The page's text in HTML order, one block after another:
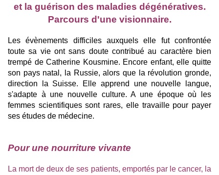
et la guérison des maladies dégénératives.
Parcours d'une visionnaire.
Les évènements difficiles auxquels elle fut confrontée
toute sa vie ont sans doute contribué au caractère bien
trempé de Catherine Kousmine. Encore enfant, elle quitte
son pays natal, la Russie, alors que la révolution gronde,
direction la Suisse. Elle apprend une nouvelle langue,
s'adapte à une nouvelle culture. A une époque où les
femmes scientifiques sont rares, elle travaille pour payer
ses études de médecine.
Pour une nourriture vivante
La mort de deux de ses patients, emportés par le cancer, la